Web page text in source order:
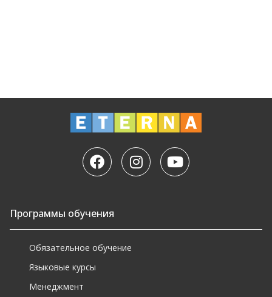
Программы обучения
Обязательное обучение
Языковые курсы
Менеджмент